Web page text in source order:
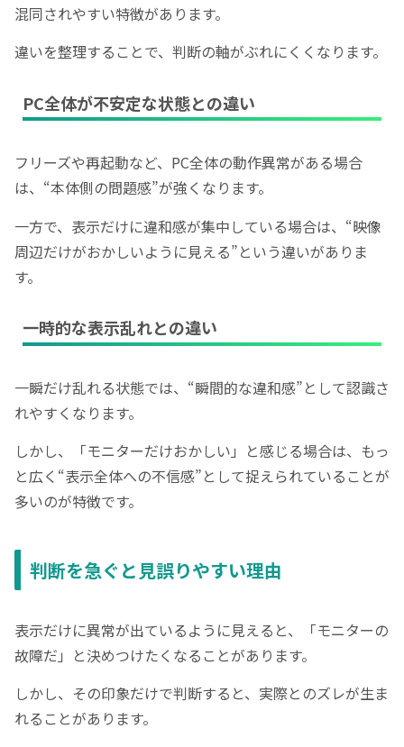
混同されやすい特徴があります。
違いを整理することで、判断の軸がぶれにくくなります。
PC全体が不安定な状態との違い
フリーズや再起動など、PC全体の動作異常がある場合
は、“本体側の問題感”が強くなります。
一方で、表示だけに違和感が集中している場合は、“映像
周辺だけがおかしいように見える”という違いがありま
す。
一時的な表示乱れとの違い
一瞬だけ乱れる状態では、“瞬間的な違和感”として認識さ
れやすくなります。
しかし、「モニターだけおかしい」と感じる場合は、もっ
と広く“表示全体への不信感”として捉えられていることが
多いのが特徴です。
判断を急ぐと見誤りやすい理由
表示だけに異常が出ているように見えると、「モニターの
故障だ」と決めつけたくなることがあります。
しかし、その印象だけで判断すると、実際とのズレが生ま
れることがあります。